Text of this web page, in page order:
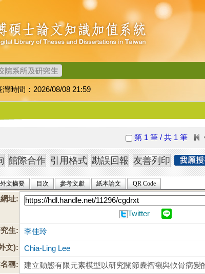
時間：2026/08/08 21:59
第 1 筆 / 共 1 筆
外文摘要 目次 參考文獻 紙本論文 QR Code
址:
Twitter
生:
李佳玲
文):
Chia-Ling Lee
稱:
建立動態有限元素模型以研究關節囊褶襯與軟骨病變